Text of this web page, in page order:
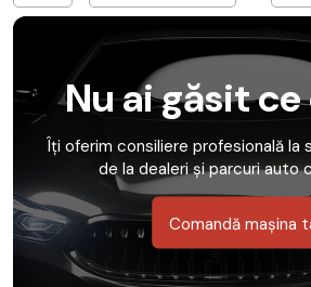
Nu ai găsit
Îți oferim consiliere profesională la
de la dealeri și parcuri auto
Comandă mașina